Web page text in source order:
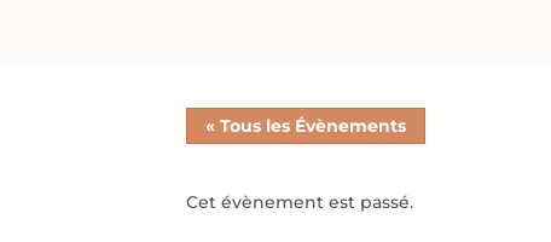
« Tous les Évènements
Cet évènement est passé.